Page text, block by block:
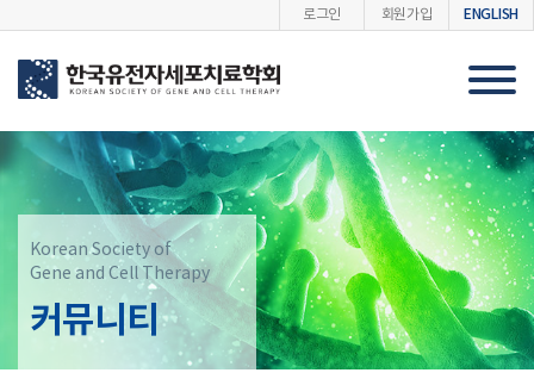
로그인 회원가입 ENGLISH
Korean Society of
Gene and Cell Therapy
커뮤니티